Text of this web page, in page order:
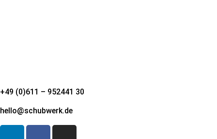
+49 (0)611 – 952441 30
hello@schubwerk.de